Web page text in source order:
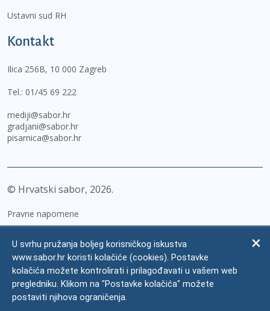
Ustavni sud RH
Kontakt
Ilica 256B, 10 000 Zagreb
Tel.: 01/45 69 222
mediji@sabor.hr
gradjani@sabor.hr
pisarnica@sabor.hr
© Hrvatski sabor, 2026
Pravne napomene
Zaštita osobnih podataka
Impressum
Česta pitanja
U svrhu pružanja boljeg korisničkog iskustva
www.sabor.hr koristi kolačiće (cookies). Postavke
kolačića možete kontrolirati i prilagođavati u vašem web
pregledniku. Klikom na "Postavke kolačića" možete
postaviti njihova ograničenja.